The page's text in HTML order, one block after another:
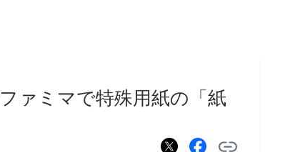
ァミマで特殊用紙の「紙